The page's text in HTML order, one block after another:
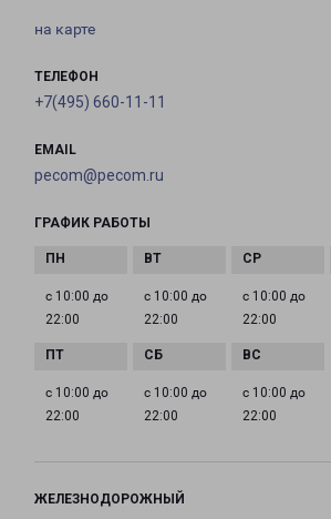
на карте
ТЕЛЕФОН
+7(495) 660-11-11
EMAIL
pecom@pecom.ru
ГРАФИК РАБОТЫ
с 10:00 до
22:00
с 10:00 до
22:00
с 10:00 до
22:00
с 10:00 до
22:00
с 10:00 до
22:00
с 10:00 до
22:00
ЖЕЛЕЗНОДОРОЖНЫЙ